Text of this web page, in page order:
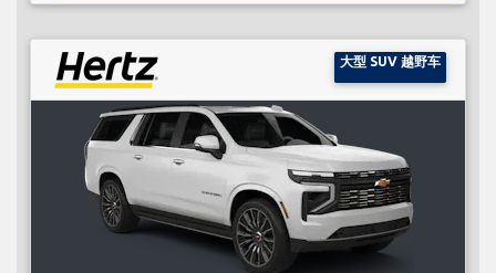
大型 SUV 越野车